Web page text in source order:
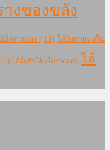
างของขลัง
งั่งตาแดง (13) ไอ้งั่งตาแดงใน
ไอ้งั่งหัวโล้นโบราณ (8) ไอ้